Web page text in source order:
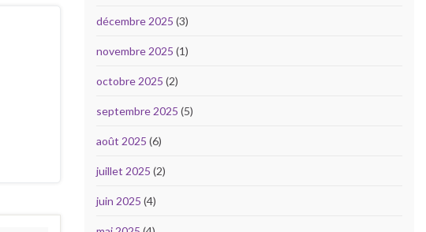
décembre 2025 (3)
novembre 2025 (1)
octobre 2025 (2)
septembre 2025 (5)
août 2025 (6)
juillet 2025 (2)
juin 2025 (4)